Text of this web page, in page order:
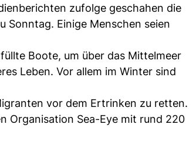
zufolge geschahen die
Sonntag. Einige Menschen seien
Boote, um über das Mittelmeer
Leben. Vor allem im Winter sind
vor dem Ertrinken zu retten.
Organisation Sea-Eye mit rund 220